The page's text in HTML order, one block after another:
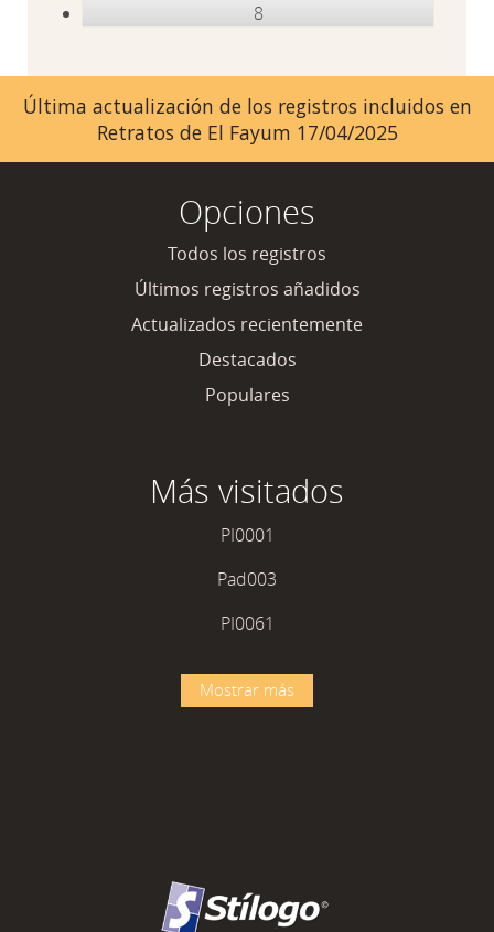
8
Última actualización de los registros incluidos en
Retratos de El Fayum 17/04/2025
Opciones
Todos los registros
Últimos registros añadidos
Actualizados recientemente
Destacados
Populares
Más visitados
PI0001
Pad003
PI0061
Mostrar más